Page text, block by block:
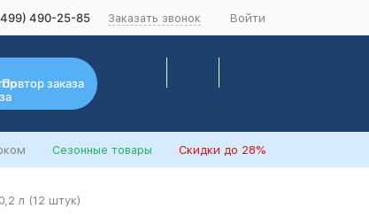
490-25-85 Заказать звонок Войти
Повтор заказа
Сезонные товары Скидки до 28%
л (12 штук)